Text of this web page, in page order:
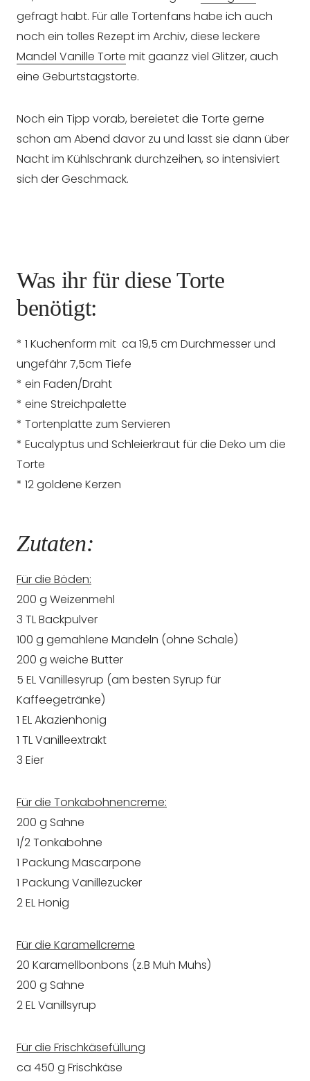
gefragt habt. Für alle Tortenfans habe ich auch
noch ein tolles Rezept im Archiv, diese leckere
Mandel Vanille Torte mit gaanzz viel Glitzer, auch
eine Geburtstagstorte.
Noch ein Tipp vorab, bereietet die Torte gerne
schon am Abend davor zu und lasst sie dann über
Nacht im Kühlschrank durchzeihen, so intensiviert
sich der Geschmack.
Was ihr für diese Torte
benötigt:
* 1 Kuchenform mit ca 19,5 cm Durchmesser und
ungefähr 7,5cm Tiefe
* ein Faden/Draht
* eine Streichpalette
* Tortenplatte zum Servieren
* Eucalyptus und Schleierkraut für die Deko um die
Torte
* 12 goldene Kerzen
Zutaten:
Für die Böden:
200 g Weizenmehl
3 TL Backpulver
100 g gemahlene Mandeln (ohne Schale)
200 g weiche Butter
5 EL Vanillesyrup (am besten Syrup für
Kaffeegetränke)
1 EL Akazienhonig
1 TL Vanilleextrakt
3 Eier
Für die Tonkabohnencreme:
200 g Sahne
1/2 Tonkabohne
1 Packung Mascarpone
1 Packung Vanillezucker
2 EL Honig
Für die Karamellcreme
20 Karamellbonbons (z.B Muh Muhs)
200 g Sahne
2 EL Vanillsyrup
Für die Frischkäsefüllung
ca 450 g Frischkäse